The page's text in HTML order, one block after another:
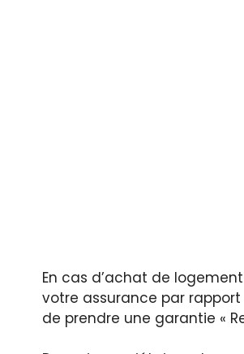
En cas d’achat de
votre assurance par
de prendre une garantie «